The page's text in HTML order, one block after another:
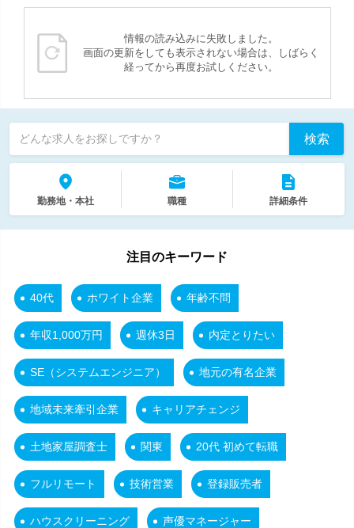
情報の読み込みに失敗しました。
画面の更新をしても表示されない場合は、しばらく
経ってから再度お試しください。
どんな求人をお探しですか？ 検索
勤務地・本社 職種 詳細条件
注目のキーワード
40代 ホワイト企業 年齢不問
年収1,000万円 週休3日 内定とりたい
SE（システムエンジニア） 地元の有名企業
地域未来牽引企業 キャリアチェンジ
土地家屋調査士 関東 20代 初めて転職
フルリモート 技術営業 登録販売者
ハウスクリーニング 声優マネージャー